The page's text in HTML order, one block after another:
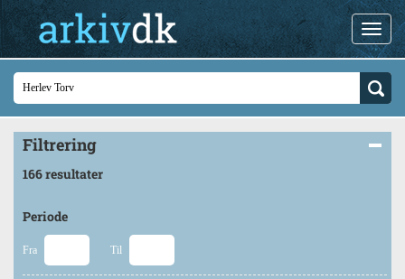
Filtrering
166 resultater
Periode
Fra Til